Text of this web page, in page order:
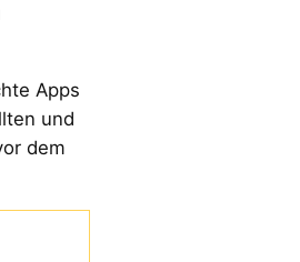
Apps
und
dem